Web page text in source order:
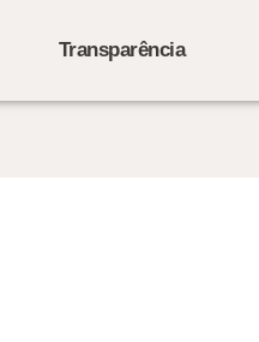
Transparência